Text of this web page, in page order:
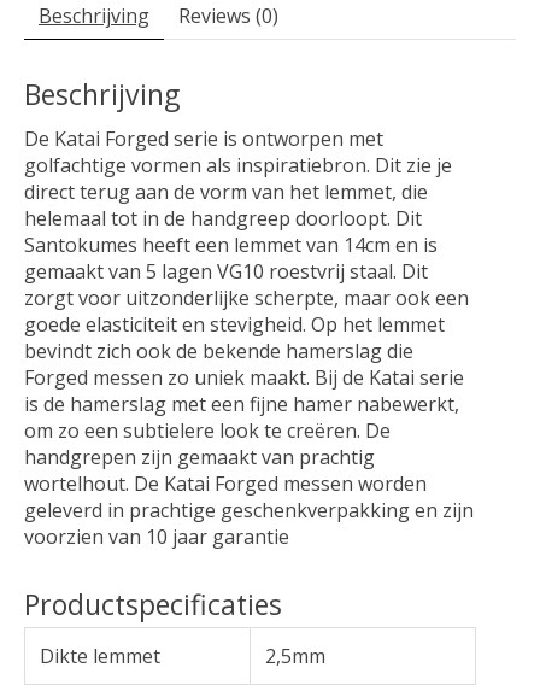
Beschrijving Reviews (0)
Beschrijving
De Katai Forged serie is ontworpen met
golfachtige vormen als inspiratiebron. Dit zie je
direct terug aan de vorm van het lemmet, die
helemaal tot in de handgreep doorloopt. Dit
Santokumes heeft een lemmet van 14cm en is
gemaakt van 5 lagen VG10 roestvrij staal. Dit
zorgt voor uitzonderlijke scherpte, maar ook een
goede elasticiteit en stevigheid. Op het lemmet
bevindt zich ook de bekende hamerslag die
Forged messen zo uniek maakt. Bij de Katai serie
is de hamerslag met een fijne hamer nabewerkt,
om zo een subtielere look te creëren. De
handgrepen zijn gemaakt van prachtig
wortelhout. De Katai Forged messen worden
geleverd in prachtige geschenkverpakking en zijn
voorzien van 10 jaar garantie
Productspecificaties
Dikte lemmet 2,5mm